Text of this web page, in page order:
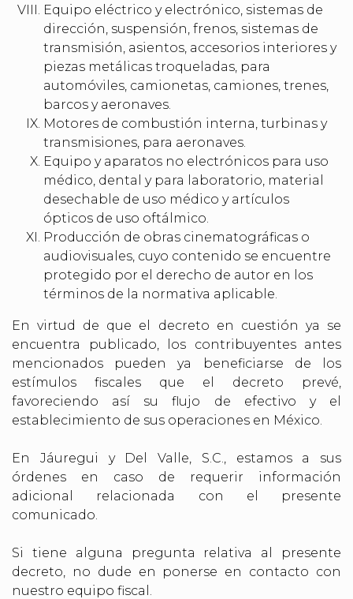
Equipo eléctrico y electrónico, sistemas de
dirección, suspensión, frenos, sistemas de
transmisión, asientos, accesorios interiores y
piezas metálicas troqueladas, para
automóviles, camionetas, camiones, trenes,
barcos y aeronaves.
Motores de combustión interna, turbinas y
transmisiones, para aeronaves.
Equipo y aparatos no electrónicos para uso
médico, dental y para laboratorio, material
desechable de uso médico y artículos
ópticos de uso oftálmico.
Producción de obras cinematográficas o
audiovisuales, cuyo contenido se encuentre
protegido por el derecho de autor en los
términos de la normativa aplicable.
En virtud de que el decreto en cuestión ya se
encuentra publicado, los contribuyentes antes
mencionados pueden ya beneficiarse de los
estímulos fiscales que el decreto prevé,
favoreciendo así su flujo de efectivo y el
establecimiento de sus operaciones en México.
En Jáuregui y Del Valle, S.C., estamos a sus
órdenes en caso de requerir información
adicional relacionada con el presente
comunicado.
Si tiene alguna pregunta relativa al presente
decreto, no dude en ponerse en contacto con
nuestro equipo fiscal.